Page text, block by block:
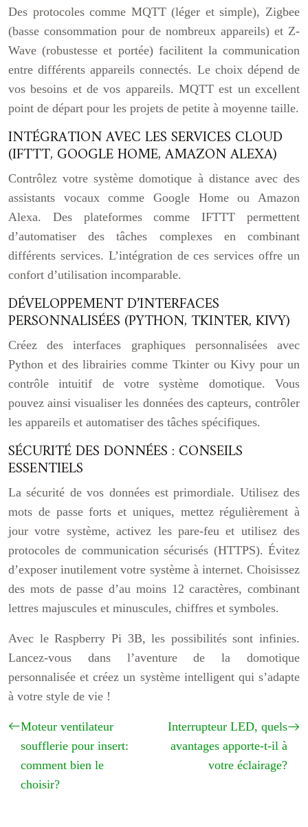
Des protocoles comme MQTT (léger et simple), Zigbee
(basse consommation pour de nombreux appareils) et Z-
Wave (robustesse et portée) facilitent la communication
entre différents appareils connectés. Le choix dépend de
vos besoins et de vos appareils. MQTT est un excellent
point de départ pour les projets de petite à moyenne taille.
INTÉGRATION AVEC LES SERVICES CLOUD
(IFTTT, GOOGLE HOME, AMAZON ALEXA)
Contrôlez votre système domotique à distance avec des
assistants vocaux comme Google Home ou Amazon
Alexa. Des plateformes comme IFTTT permettent
d’automatiser des tâches complexes en combinant
différents services. L’intégration de ces services offre un
confort d’utilisation incomparable.
DÉVELOPPEMENT D’INTERFACES
PERSONNALISÉES (PYTHON, TKINTER, KIVY)
Créez des interfaces graphiques personnalisées avec
Python et des librairies comme Tkinter ou Kivy pour un
contrôle intuitif de votre système domotique. Vous
pouvez ainsi visualiser les données des capteurs, contrôler
les appareils et automatiser des tâches spécifiques.
SÉCURITÉ DES DONNÉES : CONSEILS
ESSENTIELS
La sécurité de vos données est primordiale. Utilisez des
mots de passe forts et uniques, mettez régulièrement à
jour votre système, activez les pare-feu et utilisez des
protocoles de communication sécurisés (HTTPS). Évitez
d’exposer inutilement votre système à internet. Choisissez
des mots de passe d’au moins 12 caractères, combinant
lettres majuscules et minuscules, chiffres et symboles.
Avec le Raspberry Pi 3B, les possibilités sont infinies.
Lancez-vous dans l’aventure de la domotique
personnalisée et créez un système intelligent qui s’adapte
à votre style de vie !
Moteur ventilateur
soufflerie pour insert:
comment bien le
choisir?
Interrupteur LED, quels
avantages apporte-t-il à
votre éclairage?